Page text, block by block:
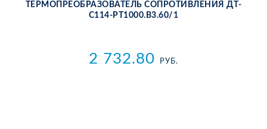
ТЕР­МО­ПРЕ­ОБ­РА­ЗО­ВА­ТЕЛЬ СО­ПРО­ТИВ­ЛЕ­НИЯ ДТ­
С114-РТ1000.В3.60/1
2 732.80 РУБ.